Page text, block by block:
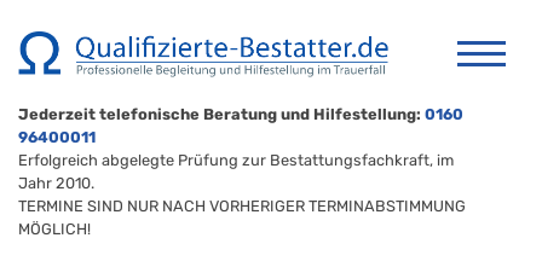
Jederzeit telefonische Beratung und Hilfestellung: 0160
96400011
Erfolgreich abgelegte Prüfung zur Bestattungsfachkraft, im
Jahr 2010.
TERMINE SIND NUR NACH VORHERIGER TERMINABSTIMMUNG
MÖGLICH!